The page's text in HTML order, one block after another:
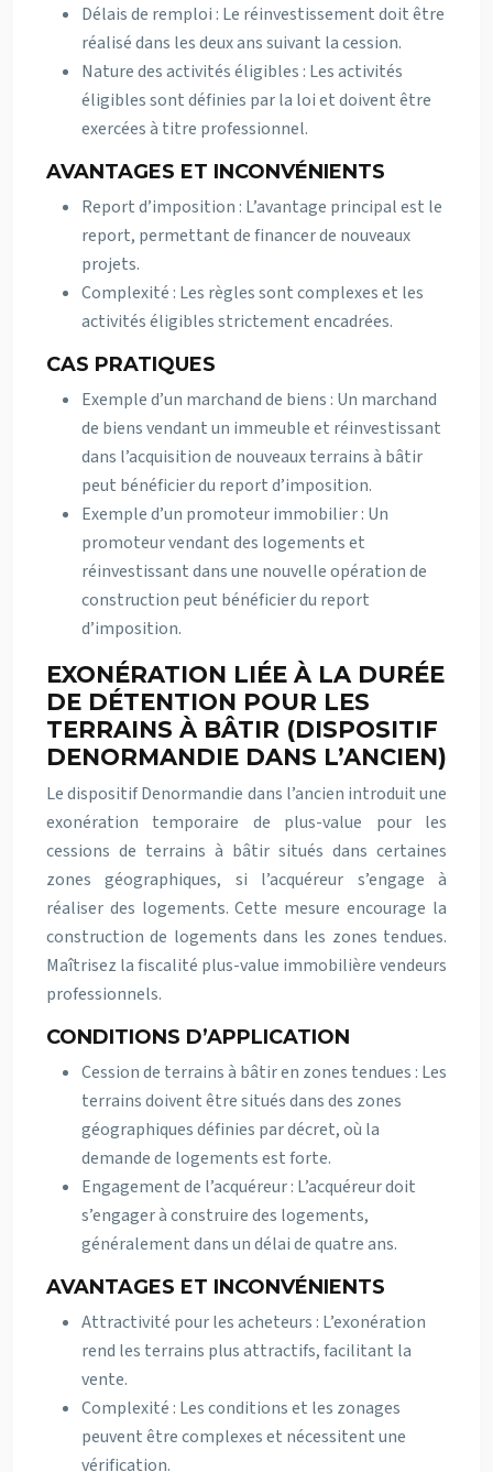
Délais de remploi : Le réinvestissement doit être
réalisé dans les deux ans suivant la cession.
Nature des activités éligibles : Les activités
éligibles sont définies par la loi et doivent être
exercées à titre professionnel.
AVANTAGES ET INCONVÉNIENTS
Report d’imposition : L’avantage principal est le
report, permettant de financer de nouveaux
projets.
Complexité : Les règles sont complexes et les
activités éligibles strictement encadrées.
CAS PRATIQUES
Exemple d’un marchand de biens : Un marchand
de biens vendant un immeuble et réinvestissant
dans l’acquisition de nouveaux terrains à bâtir
peut bénéficier du report d’imposition.
Exemple d’un promoteur immobilier : Un
promoteur vendant des logements et
réinvestissant dans une nouvelle opération de
construction peut bénéficier du report
d’imposition.
EXONÉRATION LIÉE À LA DURÉE
DE DÉTENTION POUR LES
TERRAINS À BÂTIR (DISPOSITIF
DENORMANDIE DANS L’ANCIEN)
Le dispositif Denormandie dans l’ancien introduit une
exonération temporaire de plus-value pour les
cessions de terrains à bâtir situés dans certaines
zones géographiques, si l’acquéreur s’engage à
réaliser des logements. Cette mesure encourage la
construction de logements dans les zones tendues.
Maîtrisez la fiscalité plus-value immobilière vendeurs
professionnels.
CONDITIONS D’APPLICATION
Cession de terrains à bâtir en zones tendues : Les
terrains doivent être situés dans des zones
géographiques définies par décret, où la
demande de logements est forte.
Engagement de l’acquéreur : L’acquéreur doit
s’engager à construire des logements,
généralement dans un délai de quatre ans.
AVANTAGES ET INCONVÉNIENTS
Attractivité pour les acheteurs : L’exonération
rend les terrains plus attractifs, facilitant la
vente.
Complexité : Les conditions et les zonages
peuvent être complexes et nécessitent une
vérification.